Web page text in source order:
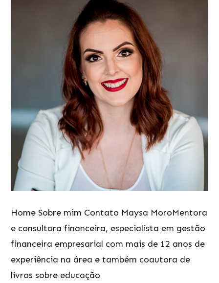
Home Sobre mim Contato Maysa MoroMentora
e consultora financeira, especialista em gestão
financeira empresarial com mais de 12 anos de
experiência na área e também coautora de
livros sobre educação